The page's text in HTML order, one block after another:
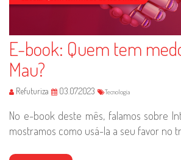
E-book: Quem tem
Mau?
Refuturiza 03.07.2023 Tecnologia
No e-book deste mês, falamos sobre
mostramos como usá-la a seu favor no